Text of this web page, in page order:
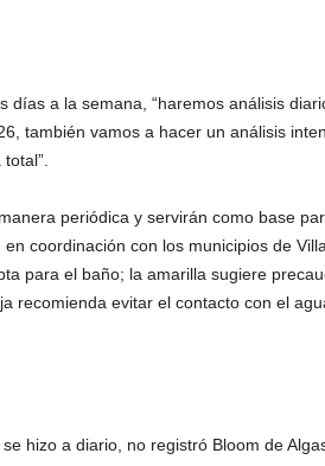
días a la semana, “haremos análisis
también vamos a hacer un análisis
periódica y servirán como base
coordinación con los municipios de
para el baño; la amarilla sugiere
recomienda evitar el contacto con el
hizo a diario, no registró Bloom de